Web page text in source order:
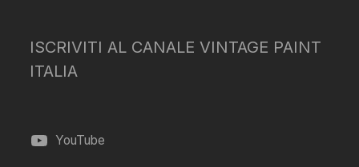
ISCRIVITI AL CANALE VINTAGE PAINT
ITALIA
YouTube